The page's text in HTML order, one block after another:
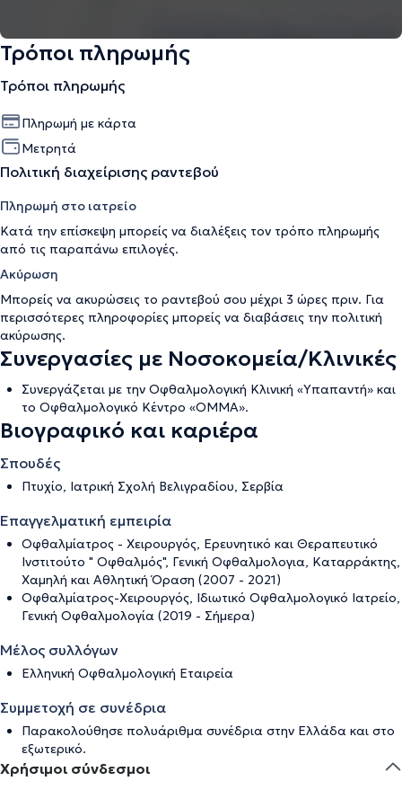
Τρόποι πληρωμής
Τρόποι πληρωμής
Πληρωμή με κάρτα
Μετρητά
Πολιτική διαχείρισης ραντεβού
Πληρωμή στο ιατρείο
Κατά την επίσκεψη μπορείς να διαλέξεις τον τρόπο πληρωμής
από τις παραπάνω επιλογές.
Ακύρωση
Μπορείς να ακυρώσεις το ραντεβού σου μέχρι 3 ώρες πριν. Για
περισσότερες πληροφορίες μπορείς να διαβάσεις την πολιτική
ακύρωσης.
Συνεργασίες με Νοσοκομεία/Κλινικές
Συνεργάζεται με την Οφθαλμολογική Κλινική «Υπαπαντή» και
το Οφθαλμολογικό Κέντρο «ΟΜΜΑ».
Βιογραφικό και καριέρα
Σπουδές
Πτυχίο, Ιατρική Σχολή Βελιγραδίου, Σερβία
Επαγγελματική εμπειρία
Οφθαλμίατρος - Χειρουργός, Ερευνητικό και Θεραπευτικό
Ινστιτούτο " Οφθαλμός", Γενική Οφθαλμολογια, Καταρράκτης,
Χαμηλή και Αθλητική Όραση (2007 - 2021)
Οφθαλμίατρος-Χειρουργός, Ιδιωτικό Οφθαλμολογικό Ιατρείο,
Γενική Οφθαλμολογία (2019 - Σήμερα)
Μέλος συλλόγων
Ελληνική Οφθαλμολογική Εταιρεία
Συμμετοχή σε συνέδρια
Παρακολούθησε πολυάριθμα συνέδρια στην Ελλάδα και στο
εξωτερικό.
Χρήσιμοι σύνδεσμοι